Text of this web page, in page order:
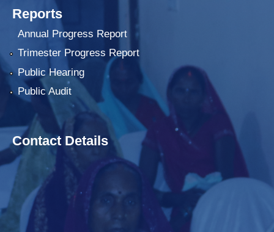
Reports
Annual Progress Report
Trimester Progress Report
Public Hearing
Public Audit
Contact Details